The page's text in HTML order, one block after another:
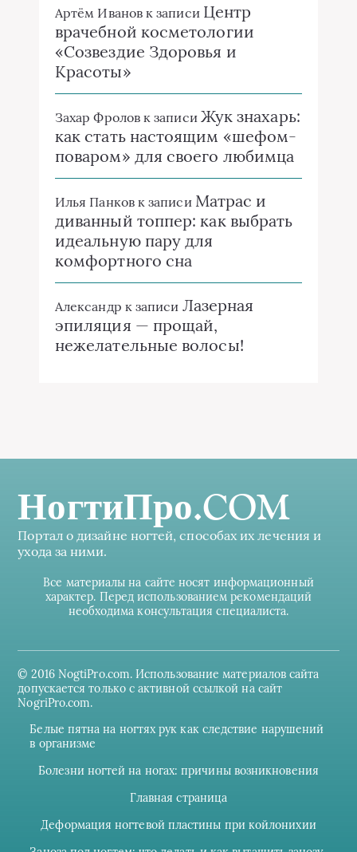
Артём Ивановк записи Центр
врачебной косметологии
«Созвездие Здоровья и
Красоты»
Захар Фроловк записи Жук знахарь:
как стать настоящим «шефом-
поваром» для своего любимца
Илья Панковк записи Матрас и
диванный топпер: как выбрать
идеальную пару для
комфортного сна
Александр к записи Лазерная
эпиляция — прощай,
нежелательные волосы!
НогтиПро.COM
Портал о дизайне ногтей, способах их лечения и
ухода за ними.
Все материалы на сайте носят информационный
характер. Перед использованием рекомендаций
необходима консультация специалиста.
© 2016 NogtiPro.com. Использование материалов сайта
допускается только с активной ссылкой на сайт
NogriPro.com.
Белые пятна на ногтях рук как следствие нарушений
в организме
Болезни ногтей на ногах: причины возникновения
Главная страница
Деформация ногтевой пластины при койлонихии